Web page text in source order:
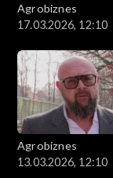
Agrobiznes
17.03.2026, 12:10
Agrobiznes
13.03.2026, 12:10